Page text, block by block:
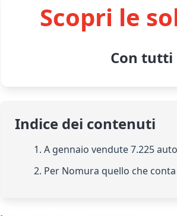
Scopri le
Con
Indice dei contenuti
1. A gennaio vendute 7.225
2. Per Nomura quello che